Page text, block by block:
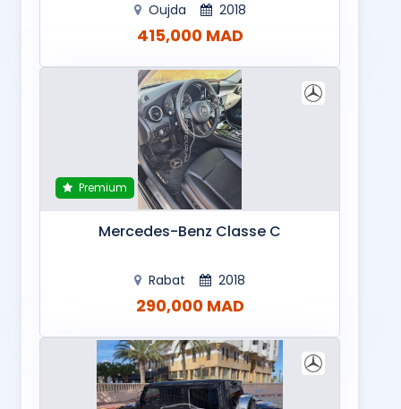
Oujda 2018
415,000 MAD
Premium
Mercedes-Benz Classe C
Rabat 2018
290,000 MAD